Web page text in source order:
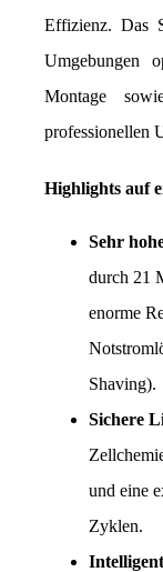
Effizienz. Das
Umgebungen
Montage
professionellen
Highlights auf
Sehr
durch 21
enorme
Shaving).
Sichere
und eine
Zyklen.